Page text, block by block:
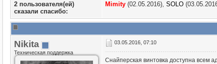
2 пользователя(ей)
сказали cпасибо:
Mimity (02.05.2016), SOLO
Nikita
Техническая поддержка
03.05.2016, 07:10
Снайперская винтовка доступна всем